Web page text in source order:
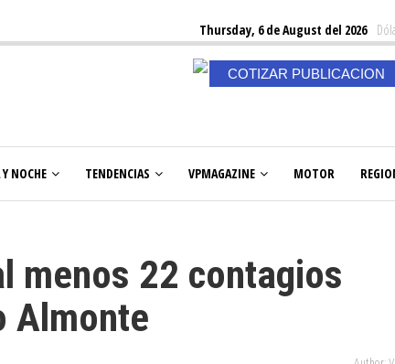
Thursday, 6 de August del 2026
COTIZAR PUBLICACION
NOCHE TENDENCIAS VPMAGAZINE MOTOR
menos 22 contagios
Almonte